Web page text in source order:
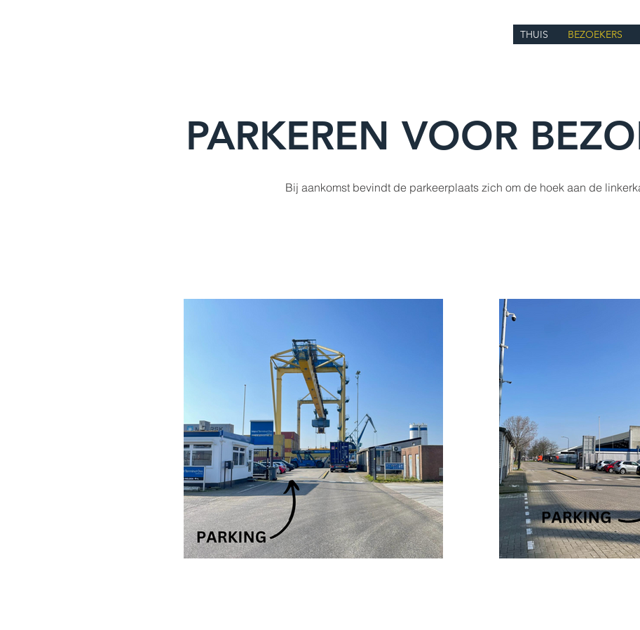
THUIS BEZOEKERS
PARKEREN VOOR
Bij aankomst bevindt de parkeerplaats zich om de hoek aan de